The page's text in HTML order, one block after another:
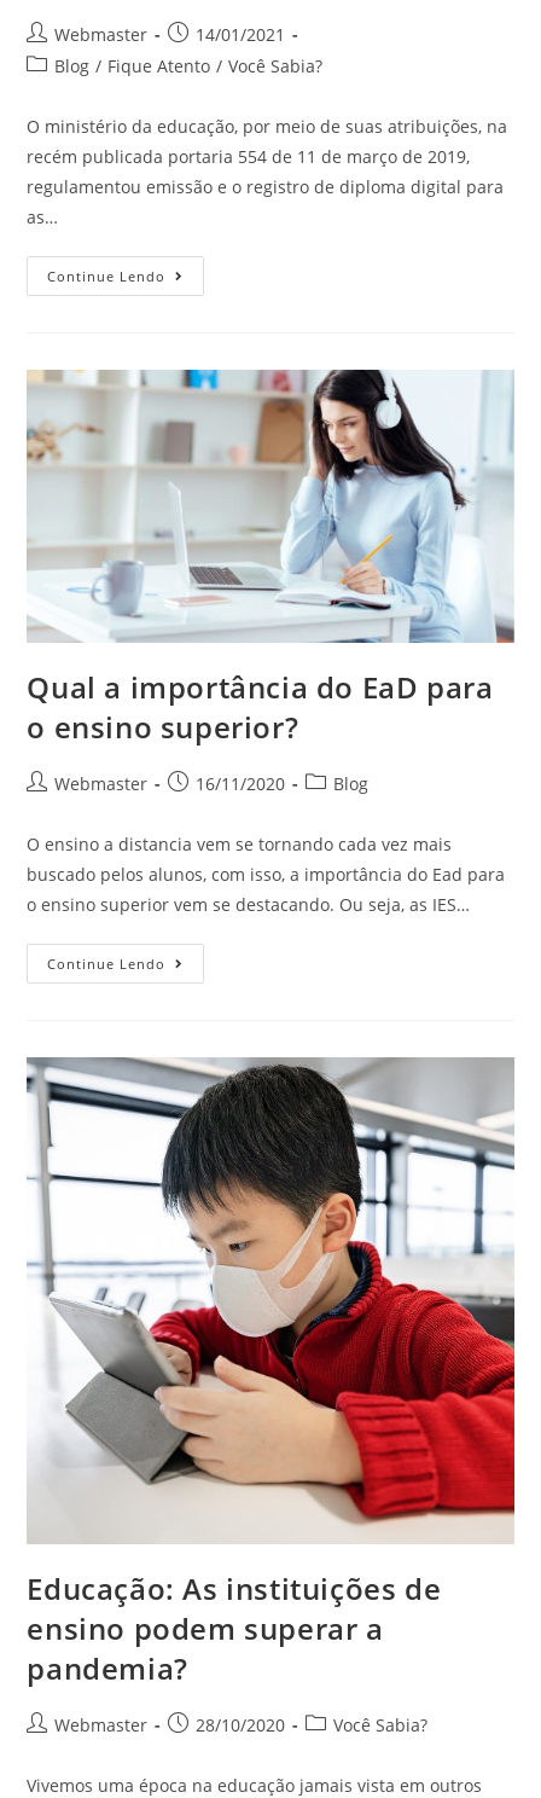
Webmaster
14/01/2021
Blog / Fique Atento / Você Sabia?
O ministério da educação, por meio de suas atribuições, na
recém publicada portaria 554 de 11 de março de 2019,
regulamentou emissão e o registro de diploma digital para
as…
Continue Lendo
Qual a importância do EaD para
o ensino superior?
Webmaster 16/11/2020 Blog
O ensino a distancia vem se tornando cada vez mais
buscado pelos alunos, com isso, a importância do Ead para
o ensino superior vem se destacando. Ou seja, as IES…
Continue Lendo
Educação: As instituições de
ensino podem superar a
pandemia?
Webmaster 28/10/2020 Você Sabia?
Vivemos uma época na educação jamais vista em outros